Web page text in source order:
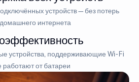
устройств — без потерь
интернета
устройства, поддерживающие Wi-Fi
от батареи